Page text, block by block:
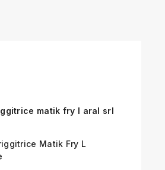
Matik Fry L